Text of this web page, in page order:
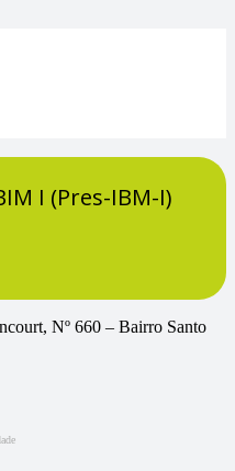
I (Pres-IBM-I)
Nº 660 – Bairro Santo